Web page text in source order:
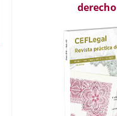
derecho